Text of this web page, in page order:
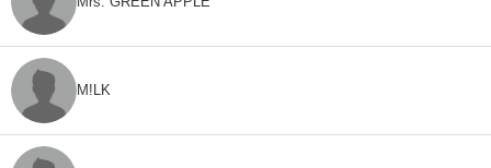
M!LK